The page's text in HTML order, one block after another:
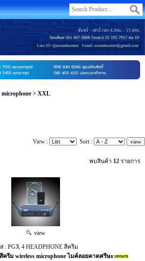
> XXL
View : Sort :
พบสินค้า 12 รายการ
view
: PGX 4 HEADPHONE สีครีม
ครีม wireless microphone ไมค์ลอยคาดศรีษะ